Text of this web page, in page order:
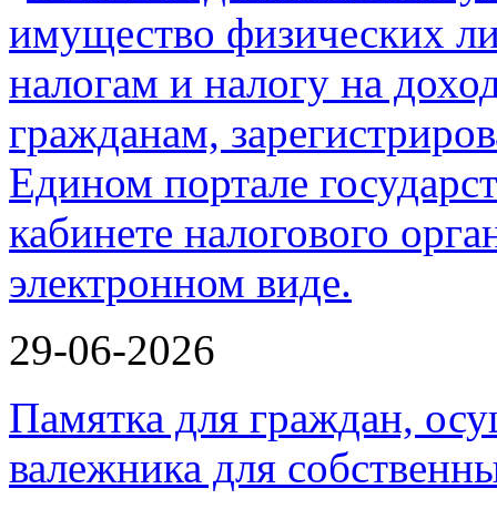
29-06-2026
Памятка для граждан,
валежника для